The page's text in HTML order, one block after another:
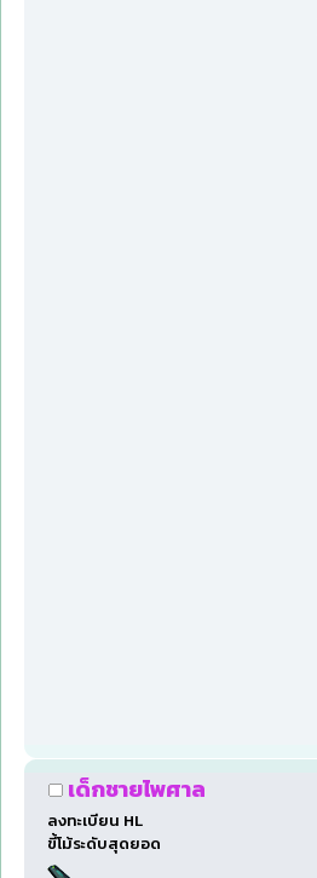
เด็กชายไพศาล
ลงทะเบียน HL
ขี้โม้ระดับสุดยอด